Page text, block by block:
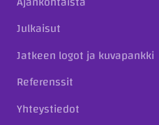
Julkaisut
Jatkeen logot ja kuvapankki
Referenssit
Yhteystiedot